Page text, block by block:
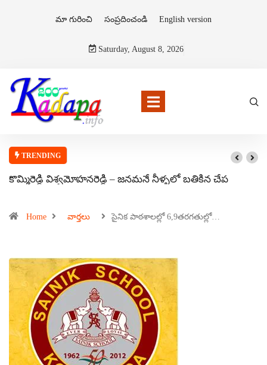
మా గురించి సంప్రదించండి English version
Saturday, August 8, 2026
TRENDING
కొమ్మిరెడ్డి విశ్వమోహనరెడ్డి – జనమనే నీళ్ళలో బతికిన చేప
Home వార్తలు సైనిక పాఠశాలల్లో 6,9తరగతుల్లో…